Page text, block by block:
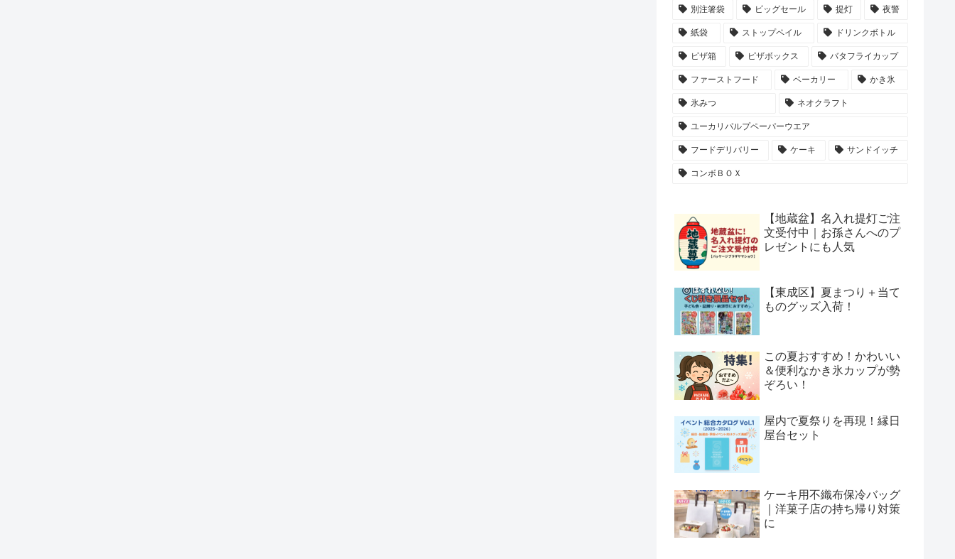
別注箸袋 ビッグセール 提灯 夜警
紙袋 ストップペイル ドリンクボトル
ピザ箱 ピザボックス バタフライカップ
ファーストフード ベーカリー かき氷
氷みつ ネオクラフト
ユーカリパルプペーパーウエア
フードデリバリー ケーキ サンドイッチ
コンボＢＯＸ
【地蔵盆】名入れ提灯ご注
文受付中｜お孫さんへのプ
レゼントにも人気
【東成区】夏まつり＋当て
ものグッズ入荷！
この夏おすすめ！かわいい
＆便利なかき氷カップが勢
ぞろい！
屋内で夏祭りを再現！縁日
屋台セット
ケーキ用不織布保冷バッグ
｜洋菓子店の持ち帰り対策
に